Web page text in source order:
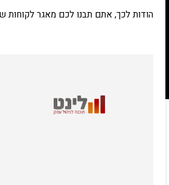
הודות לכך, אתם תבנו לכם מאגר לקוחות